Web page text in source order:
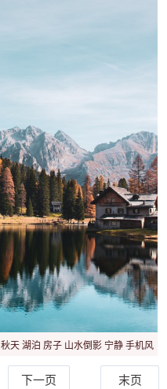
秋天 湖泊 房子 山水倒影 宁静 手机风
下一页 末页